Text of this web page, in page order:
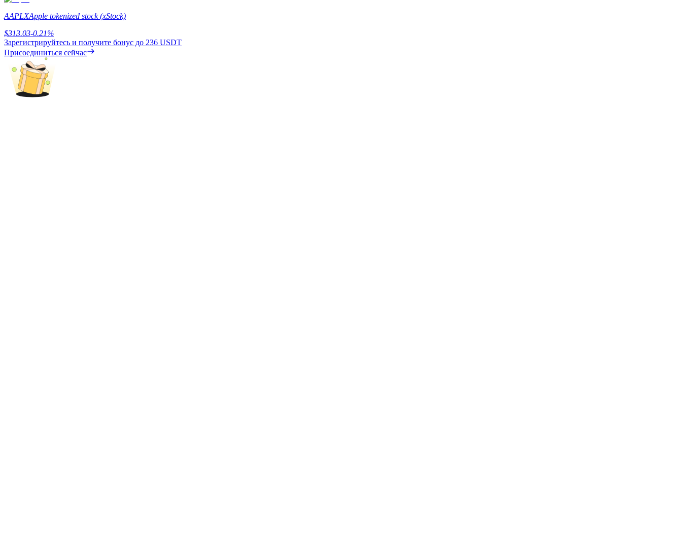
Торговые стратегии
Узнайте, как оставаться прибыльным
AAPLXApple tokenized stock (xStock)
$313.03-0.21%
Зарегистрируйтесь и получите бонус до 236 USDT
Присоединиться сейчас